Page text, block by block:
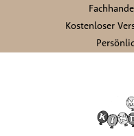
Kostenloser